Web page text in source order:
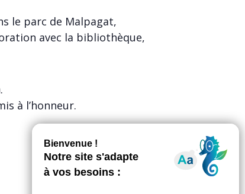
le parc de Malpagat,
avec la bibliothèque,
à l’honneur.